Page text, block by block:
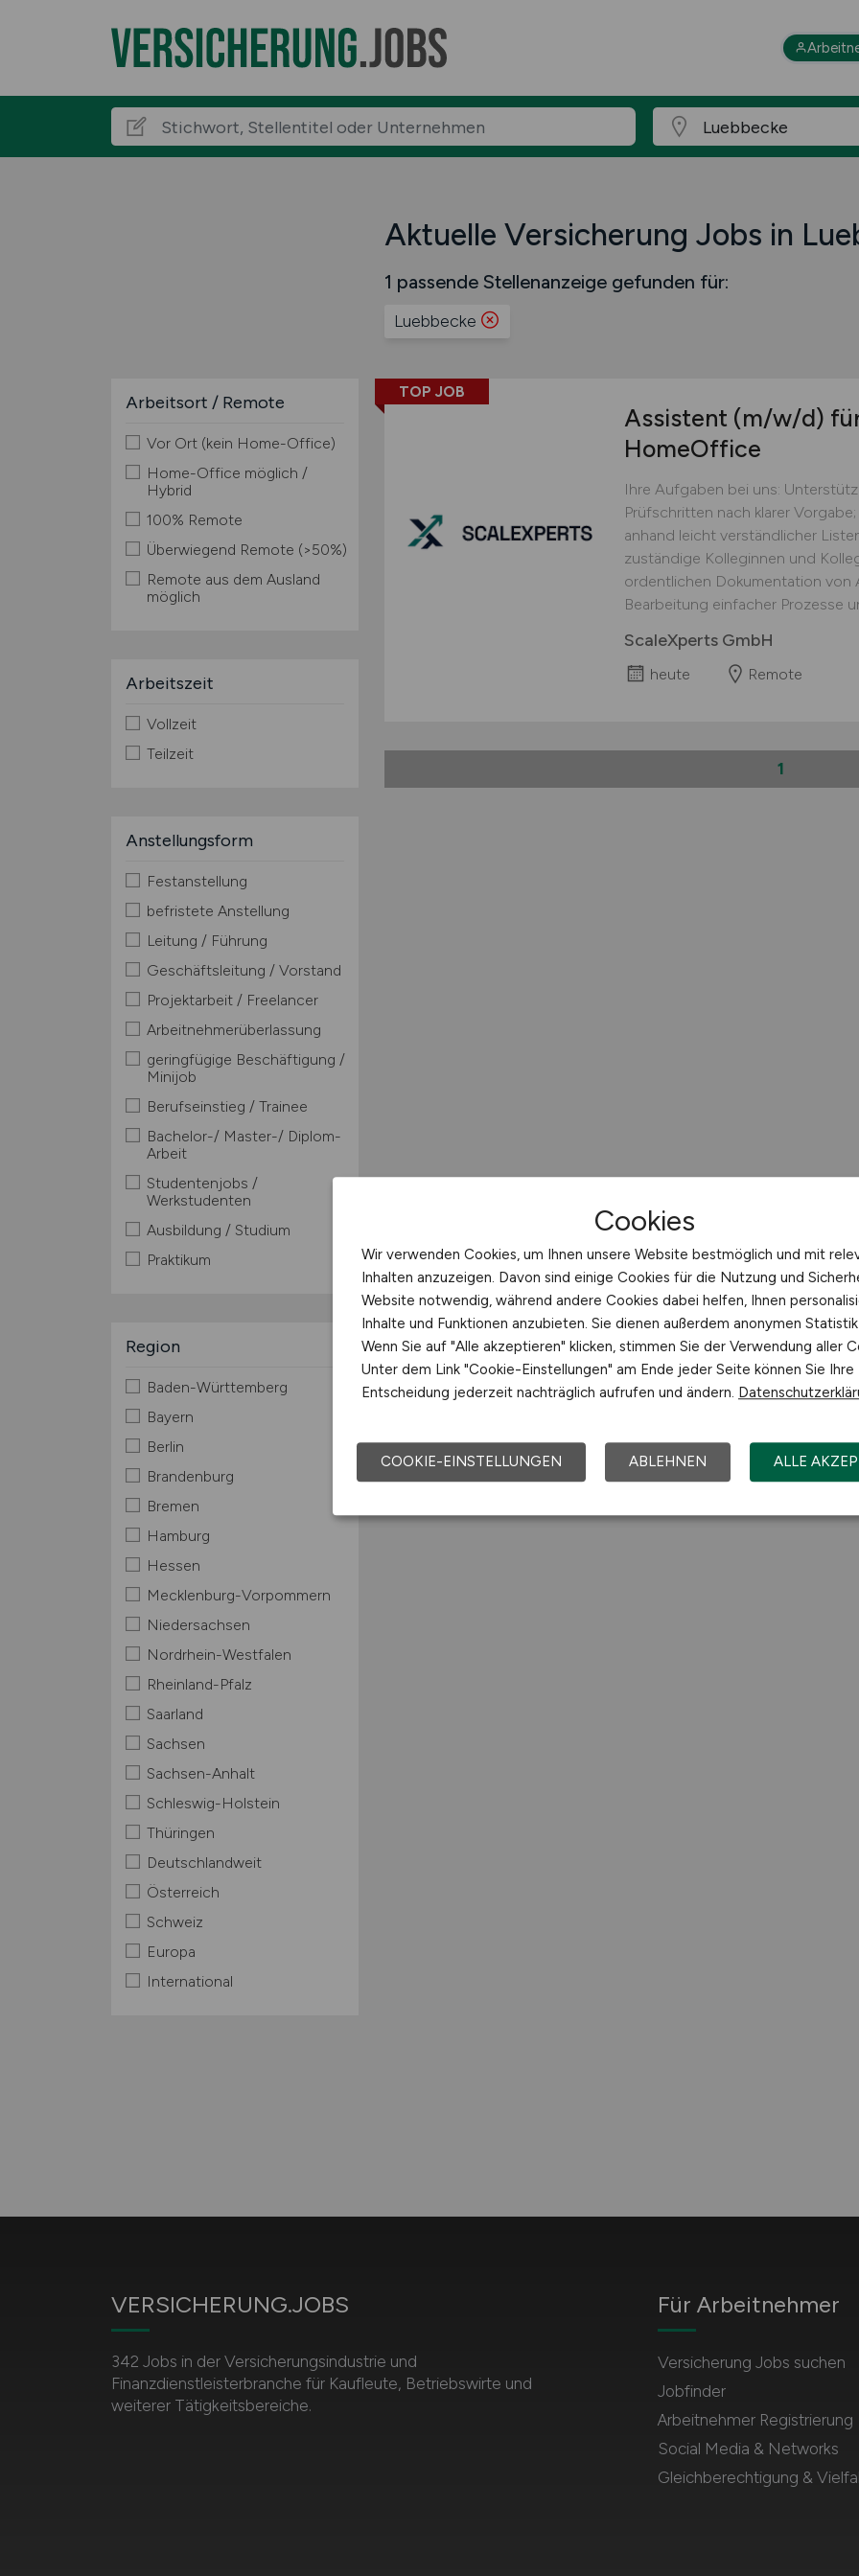
Aktuelle Versicherung Jobs in
1 passende Stellenanzeige gefunden für:
Luebbecke
Arbeitsort / Remote
Vor Ort (kein Home-Office)
Home-Office möglich /
Hybrid
100% Remote
Überwiegend Remote (>50%)
Remote aus dem Ausland
möglich
Arbeitszeit
Vollzeit
Teilzeit
Anstellungsform
Festanstellung
befristete Anstellung
Leitung / Führung
Geschäftsleitung / Vorstand
Projektarbeit / Freelancer
Arbeitnehmerüberlassung
geringfügige Beschäftigung /
Minijob
Berufseinstieg / Trainee
Bachelor-/ Master-/ Diplom-
Arbeit
Studentenjobs /
Werkstudenten
Ausbildung / Studium
Praktikum
Region
Baden-Württemberg
Bayern
Berlin
Brandenburg
Bremen
Hamburg
Hessen
Mecklenburg-Vorpommern
Niedersachsen
Nordrhein-Westfalen
Rheinland-Pfalz
Saarland
Sachsen
Sachsen-Anhalt
Schleswig-Holstein
Thüringen
Deutschlandweit
Österreich
Schweiz
Europa
International
TOP JOB
Assistent (m/w/d)
HomeOffice
Ihre Aufgaben bei uns:
Prüfschritten nach klarer
anhand leicht verständlicher
zuständige Kolleginnen und
ordentlichen Dokumentation von
Bearbeitung einfacher Prozesse
ScaleXperts GmbH
heute Remote
1
VERSICHERUNG.JOBS
342 Jobs in der Versicherungsindustrie und
Finanzdienstleisterbranche für Kaufleute, Betriebswirte und
weiterer Tätigkeitsbereiche.
Für Arbeitnehmer
Versicherung Jobs suchen
Jobfinder
Arbeitnehmer Registrierung
Social Media & Networks
Gleichberechtigung &
Cookies
Wir verwenden Cookies, um Ihnen unsere Website bestmöglich und mit
Inhalten anzuzeigen. Davon sind einige Cookies für die Nutzung und
Website notwendig, während andere Cookies dabei helfen, Ihnen
Inhalte und Funktionen anzubieten. Sie dienen außerdem anonymen
Wenn Sie auf "Alle akzeptieren" klicken, stimmen Sie der Verwendung aller
Unter dem Link "Cookie-Einstellungen" am Ende jeder Seite können Sie Ihre
Entscheidung jederzeit nachträglich aufrufen und ändern.
COOKIE-EINSTELLUNGEN ABLEHNEN ALLE